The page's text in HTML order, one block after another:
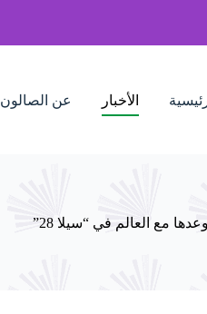
الأخبار عن الصالون
مع العالم في “سيلا 28”